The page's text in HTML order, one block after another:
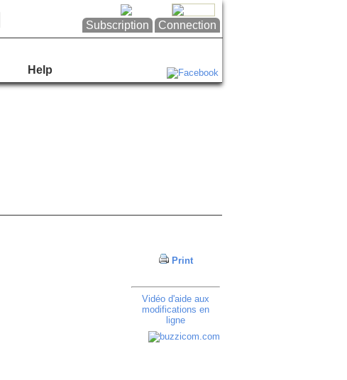
Subscription Connection
Help
Print
Vidéo d'aide aux
modifications en
ligne